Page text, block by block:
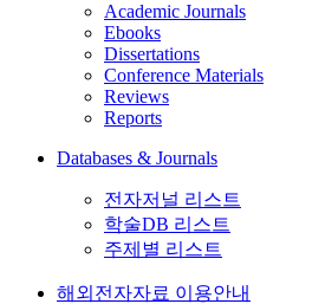
Academic Journals
Ebooks
Dissertations
Conference Materials
Reviews
Reports
Databases & Journals
전자저널 리스트
학술DB 리스트
주제별 리스트
해외전자자료 이용안내